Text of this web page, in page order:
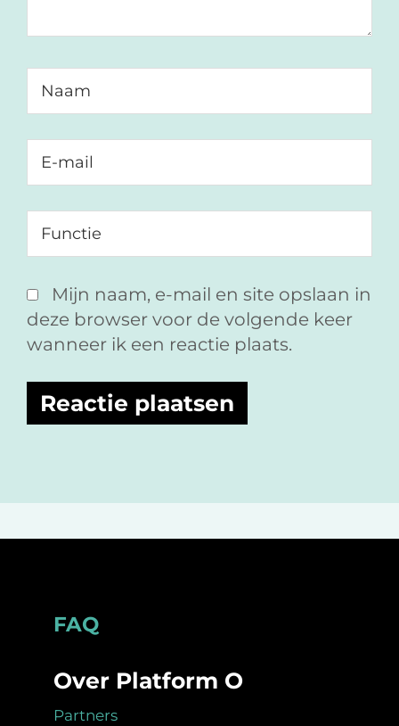
Mijn naam, e-mail en site opslaan in
deze browser voor de volgende keer
wanneer ik een reactie plaats.
Footer
FAQ
Over Platform O
Partners